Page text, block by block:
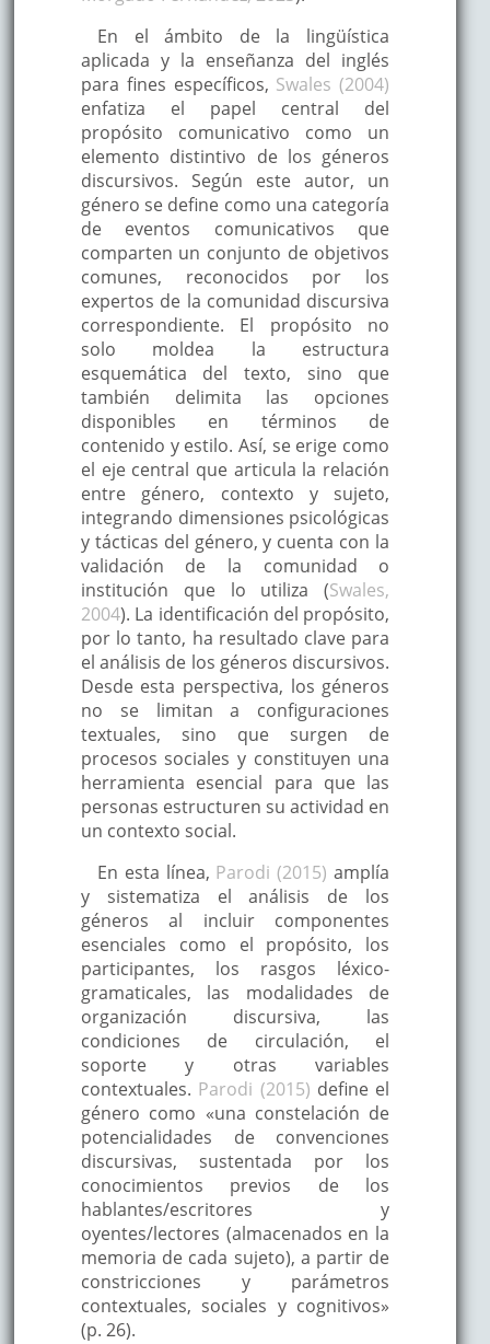
En el ámbito de la lingüística
aplicada y la enseñanza del inglés
para fines específicos, Swales (2004)
enfatiza el papel central del
propósito comunicativo como un
elemento distintivo de los géneros
discursivos. Según este autor, un
género se define como una categoría
de eventos comunicativos que
comparten un conjunto de objetivos
comunes, reconocidos por los
expertos de la comunidad discursiva
correspondiente. El propósito no
solo moldea la estructura
esquemática del texto, sino que
también delimita las opciones
disponibles en términos de
contenido y estilo. Así, se erige como
el eje central que articula la relación
entre género, contexto y sujeto,
integrando dimensiones psicológicas
y tácticas del género, y cuenta con la
validación de la comunidad o
institución que lo utiliza (Swales,
2004). La identificación del propósito,
por lo tanto, ha resultado clave para
el análisis de los géneros discursivos.
Desde esta perspectiva, los géneros
no se limitan a configuraciones
textuales, sino que surgen de
procesos sociales y constituyen una
herramienta esencial para que las
personas estructuren su actividad en
un contexto social.
En esta línea, Parodi (2015) amplía
y sistematiza el análisis de los
géneros al incluir componentes
esenciales como el propósito, los
participantes, los rasgos léxico-
gramaticales, las modalidades de
organización discursiva, las
condiciones de circulación, el
soporte y otras variables
contextuales. Parodi (2015) define el
género como «una constelación de
potencialidades de convenciones
discursivas, sustentada por los
conocimientos previos de los
hablantes/escritores y
oyentes/lectores (almacenados en la
memoria de cada sujeto), a partir de
constricciones y parámetros
contextuales, sociales y cognitivos»
(p. 26).